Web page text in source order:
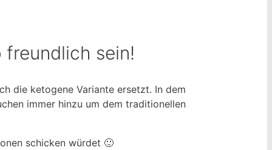
freundlich sein!
die ketogene Variante ersetzt. In dem
immer hinzu um dem traditionellen
schicken würdet 🙂